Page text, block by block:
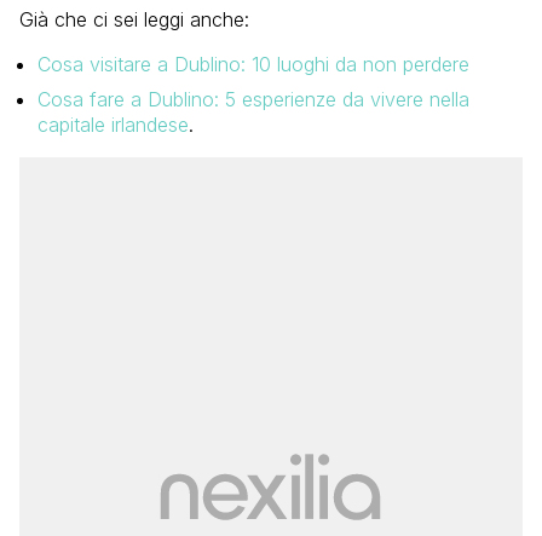
Già che ci sei leggi anche:
Cosa visitare a Dublino: 10 luoghi da non perdere
Cosa fare a Dublino: 5 esperienze da vivere nella
capitale irlandese.